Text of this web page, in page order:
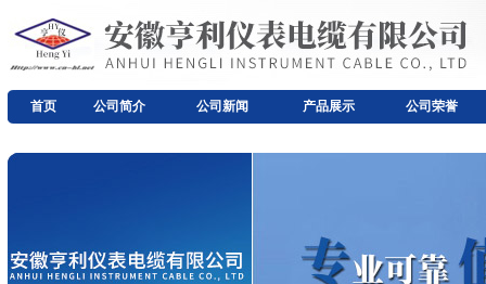
首页 公司简介 公司新闻 产品展示 公司荣誉